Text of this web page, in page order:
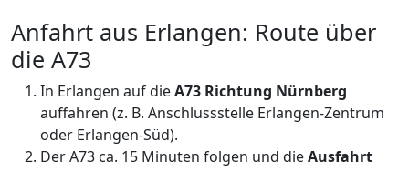
Anfahrt aus Erlangen: Route über
die A73
In Erlangen auf dieA73 Richtung Nürnberg
auffahren (z. B. Anschlussstelle Erlangen-Zentrum
oder Erlangen-Süd).
Der A73 ca. 15 Minuten folgen und dieAusfahrt